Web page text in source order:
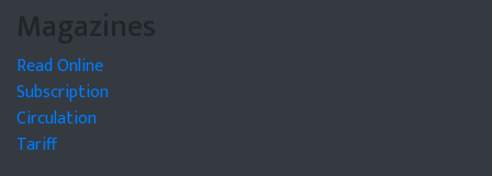
Magazines
Read Online
Subscription
Circulation
Tariff